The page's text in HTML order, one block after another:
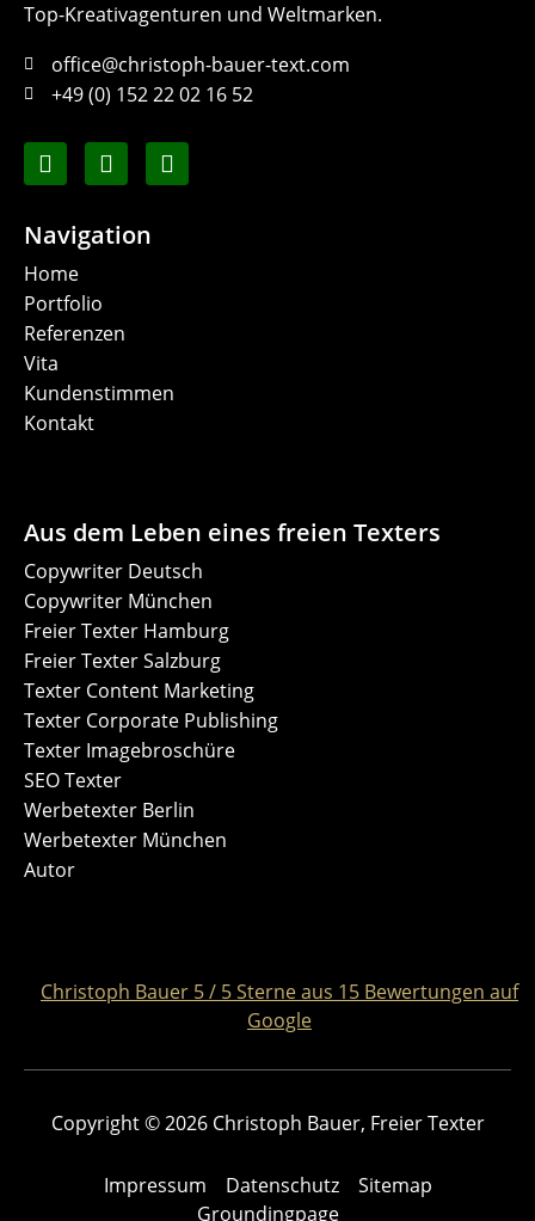
Top-Kreativagenturen und Weltmarken.
office@christoph-bauer-text.com
+49 (0) 152 22 02 16 52
Navigation
Home
Portfolio
Referenzen
Vita
Kundenstimmen
Kontakt
Aus dem Leben eines freien Texters
Copywriter Deutsch
Copywriter München
Freier Texter Hamburg
Freier Texter Salzburg
Texter Content Marketing
Texter Corporate Publishing
Texter Imagebroschüre
SEO Texter
Werbetexter Berlin
Werbetexter München
Autor
Christoph Bauer 5/ 5Sterne aus 15 Bewertungen auf
Google
Copyright © 2026 Christoph Bauer, Freier Texter
Impressum Datenschutz
Sitemap
Groundingpage